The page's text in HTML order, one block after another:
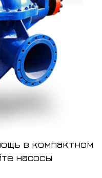
в компактном
насосы